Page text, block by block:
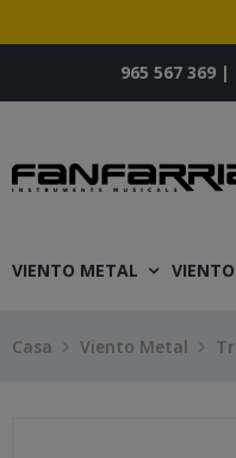
965 567 369 |
VIENTO METAL
Casa Viento Metal